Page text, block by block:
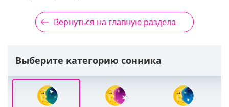
Вернуться на главную раздела
Выберите категорию сонника